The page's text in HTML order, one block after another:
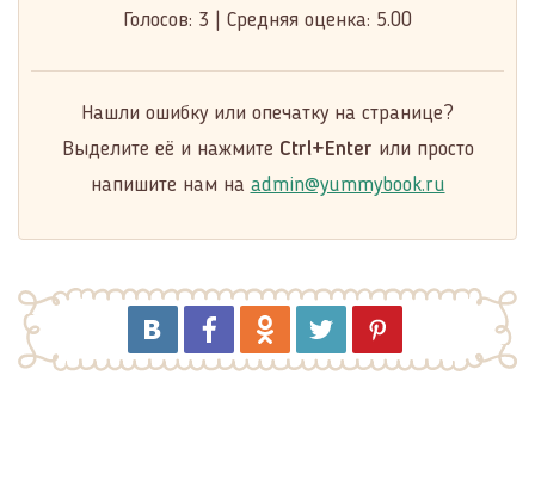
Голосов: 3 Средняя оценка: 5.00
Нашли ошибку или опечатку на странице?
Выделите её и нажмите Ctrl+Enter или просто
напишите нам на admin@yummybook.ru